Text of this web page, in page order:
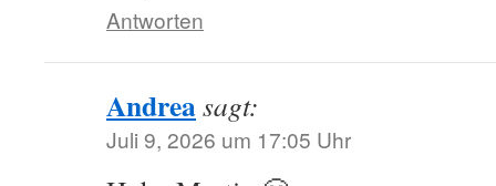
Antworten
Andreasagt:
Juli 9, 2026 um 17:05 Uhr